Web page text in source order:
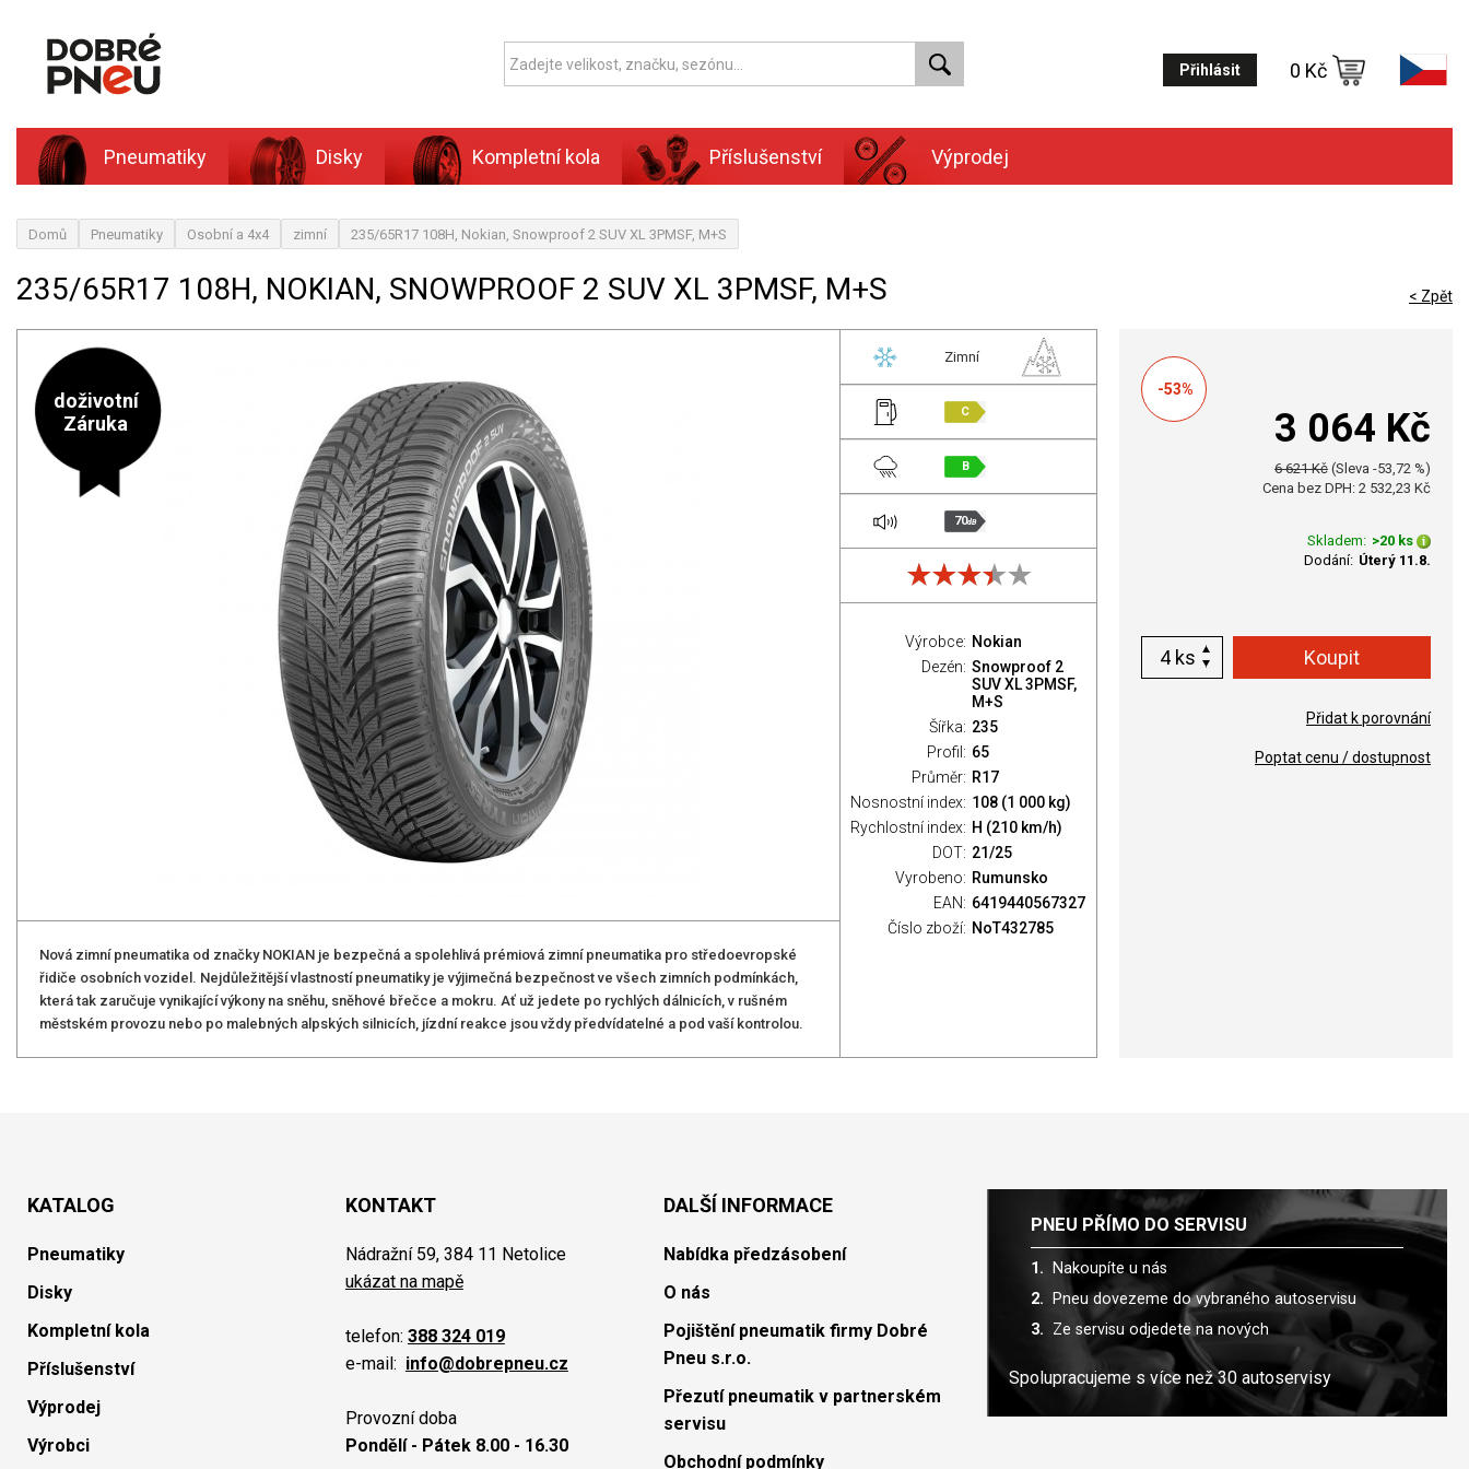
Přihlásit 0 Kč
Pneumatiky Disky Kompletní kola Příslušenství Výprodej
Domů Pneumatiky Osobní a 4x4 zimní 235/65R17 108H, Nokian, Snowproof 2 SUV XL 3PMSF, M+S
235/65R17 108H, NOKIAN, SNOWPROOF 2 SUV XL 3PMSF, M+S < Zpět
doživotní
Záruka
Nová zimní pneumatika od značky NOKIAN je bezpečná a spolehlivá prémiová zimní pneumatika pro středoevropské
řidiče osobních vozidel. Nejdůležitější vlastností pneumatiky je výjimečná bezpečnost ve všech zimních podmínkách,
která tak zaručuje vynikající výkony na sněhu, sněhové břečce a mokru. Ať už jedete po rychlých dálnicích, v rušném
městském provozu nebo po malebných alpských silnicích, jízdní reakce jsou vždy předvídatelné a pod vaší kontrolou.
Zimní
C
B
70dB
Výrobce: Nokian
Dezén: Snowproof 2
SUV XL 3PMSF,
M+S
Šířka: 235
Profil: 65
Průměr: R17
Nosnostní index: 108 (1 000 kg)
Rychlostní index: H (210 km/h)
DOT: 21/25
Vyrobeno: Rumunsko
EAN: 6419440567327
Číslo zboží: NoT432785
-53%
3 064 Kč
6 621 Kč (Sleva -53,72 %)
Cena bez DPH: 2 532,23 Kč
Skladem: >20 ks
Dodání: Úterý 11.8.
ks
Přidat k porovnání
Poptat cenu / dostupnost
KATALOG
Pneumatiky
Disky
Kompletní kola
Příslušenství
Výprodej
Výrobci
KONTAKT
Nádražní 59, 384 11 Netolice
ukázat na mapě
telefon: 388 324 019
e-mail: info@dobrepneu.cz
Provozní doba
Pondělí - Pátek 8.00 - 16.30
DALŠÍ INFORMACE
Nabídka předzásobení
O nás
Pojištění pneumatik firmy Dobré
Pneu s.r.o.
Přezutí pneumatik v partnerském
servisu
Obchodní podmínky
PNEU PŘÍMO DO SERVISU
Nakoupíte u nás
Pneu dovezeme do vybraného autoservisu
Ze servisu odjedete na nových
Spolupracujeme s více než 30 autoservisy